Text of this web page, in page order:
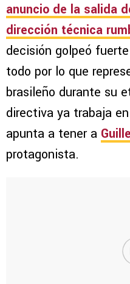
anuncio de la salida
dirección técnica
decisión golpeó
todo por lo que
brasileño durante su
directiva ya trabaja
apunta a tener a
protagonista.